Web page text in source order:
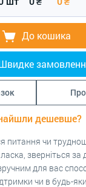
До кошика
дешевше?
питання чи
зверніться
для вас
чи в будь-